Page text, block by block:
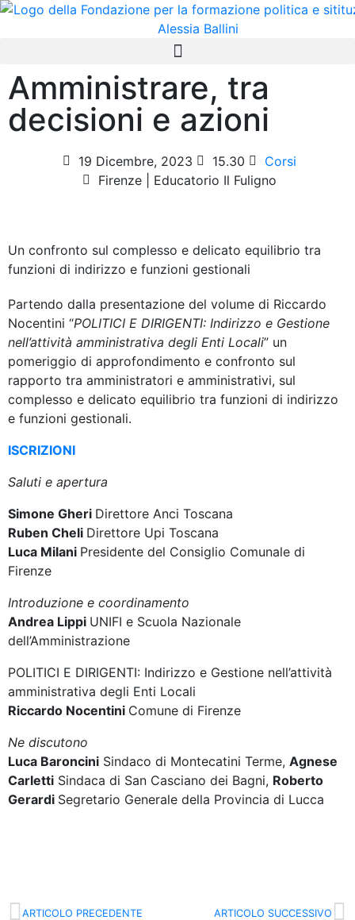
Amministrare, tra
decisioni e azioni
19 Dicembre, 2023 15.30
Corsi
Firenze | Educatorio Il Fuligno
Un confronto sul complesso e delicato equilibrio tra
funzioni di indirizzo e funzioni gestionali
Partendo dalla presentazione del volume di Riccardo
Nocentini “POLITICI E DIRIGENTI: Indirizzo e Gestione
nell’attività amministrativa degli Enti Locali” un
pomeriggio di approfondimento e confronto sul
rapporto tra amministratori e amministrativi, sul
complesso e delicato equilibrio tra funzioni di indirizzo
e funzioni gestionali.
ISCRIZIONI
Saluti e apertura
Simone Gheri Direttore Anci Toscana
Ruben Cheli Direttore Upi Toscana
Luca Milani Presidente del Consiglio Comunale di
Firenze
Introduzione e coordinamento
Andrea Lippi UNIFI e Scuola Nazionale
dell’Amministrazione
POLITICI E DIRIGENTI: Indirizzo e Gestione nell’attività
amministrativa degli Enti Locali
Riccardo Nocentini Comune di Firenze
Ne discutono
Luca Baroncini Sindaco di Montecatini Terme, Agnese
Carletti Sindaca di San Casciano dei Bagni, Roberto
Gerardi Segretario Generale della Provincia di Lucca
ARTICOLO PRECEDENTE ARTICOLO SUCCESSIVO